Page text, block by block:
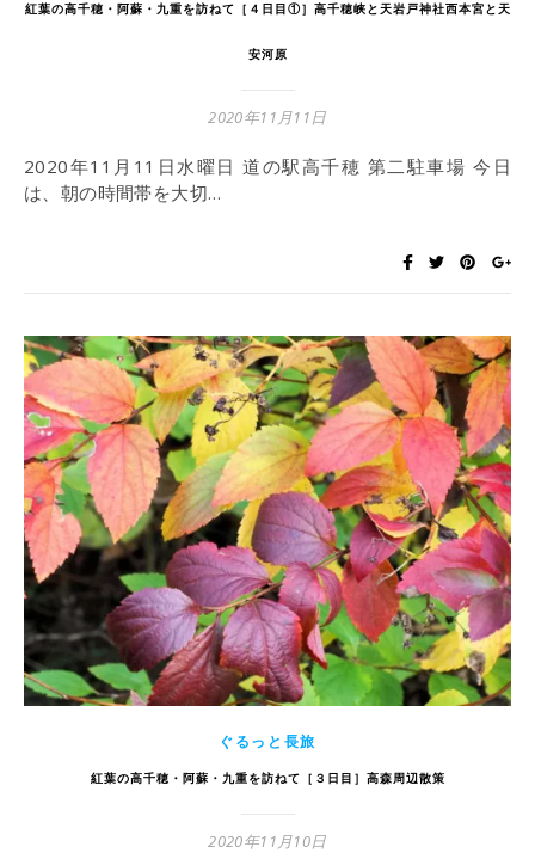
紅葉の高千穂・阿蘇・九重を訪ねて［４日目①］高千穂峡と天岩戸神社西本宮と天
安河原
2020年11月11日
2020年11月11日水曜日 道の駅高千穂 第二駐車場 今日
は、朝の時間帯を大切…
ぐるっと長旅
紅葉の高千穂・阿蘇・九重を訪ねて［３日目］高森周辺散策
2020年11月10日